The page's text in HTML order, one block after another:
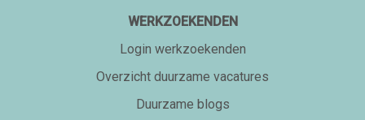
WERKZOEKENDEN
Login werkzoekenden
Overzicht duurzame vacatures
Duurzame blogs